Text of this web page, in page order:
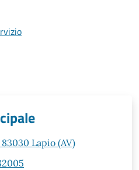
Lapio (AV)